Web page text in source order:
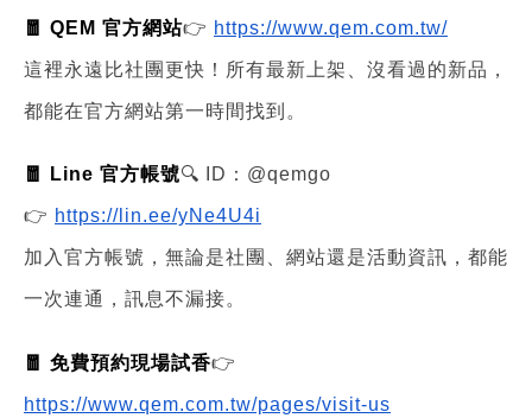
🧧 QEM 官方網站👉 https://www.qem.com.tw/
這裡永遠比社團更快！所有最新上架、沒看過的新品，
都能在官方網站第一時間找到。
🧧 Line 官方帳號🔍 ID：@qemgo
👉 https://lin.ee/yNe4U4i
加入官方帳號，無論是社團、網站還是活動資訊，都能
一次連通，訊息不漏接。
🧧 免費預約現場試香👉
https://www.qem.com.tw/pages/visit-us